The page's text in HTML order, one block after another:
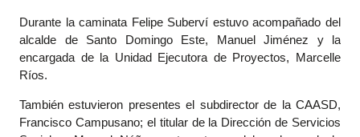
Durante la caminata Felipe Suberví estuvo acompañado del
alcalde de Santo Domingo Este, Manuel Jiménez y la
encargada de la Unidad Ejecutora de Proyectos, Marcelle
Ríos.
También estuvieron presentes el subdirector de la CAASD,
Francisco Campusano; el titular de la Dirección de Servicios